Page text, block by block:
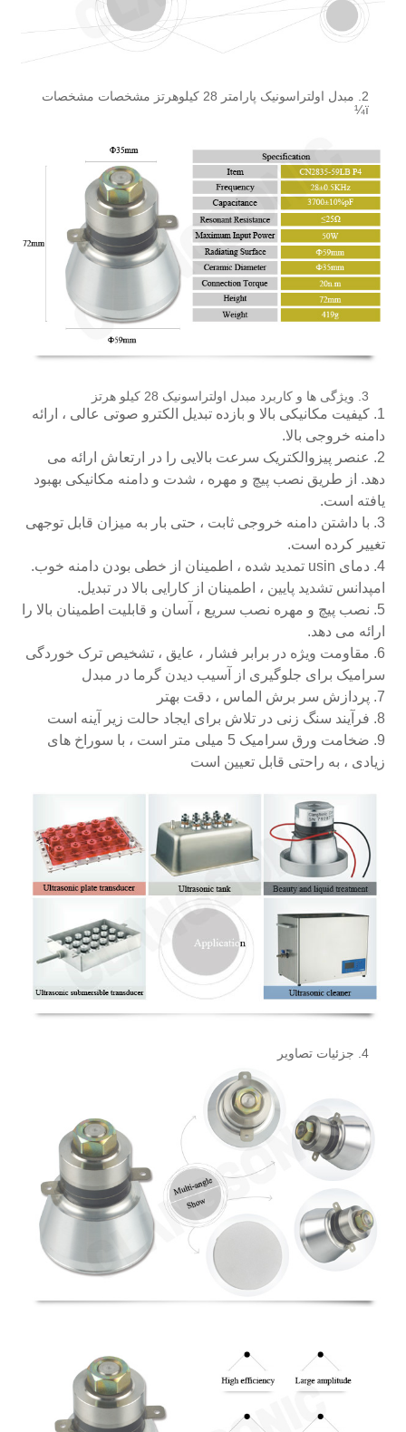
2. مبدل اولتراسونیک پارامتر 28 کیلوهرتز مشخصات مشخصات
ï¼
3. ویژگی ها و کاربرد مبدل اولتراسونیک 28 کیلو هرتز
1. کیفیت مکانیکی بالا و بازده تبدیل الکترو صوتی عالی ، ارائه
دامنه خروجی بالا.
2. عنصر پیزوالکتریک سرعت بالایی را در ارتعاش ارائه می
دهد. از طریق نصب پیچ و مهره ، شدت و دامنه مکانیکی بهبود
یافته است.
3. با داشتن دامنه خروجی ثابت ، حتی بار به میزان قابل توجهی
تغییر کرده است.
4. دمای usin تمدید شده ، اطمینان از خطی بودن دامنه خوب.
امپدانس تشدید پایین ، اطمینان از کارایی بالا در تبدیل.
5. نصب پیچ و مهره نصب سریع ، آسان و قابلیت اطمینان بالا را
ارائه می دهد.
6. مقاومت ویژه در برابر فشار ، عایق ، تشخیص ترک خوردگی
سرامیک برای جلوگیری از آسیب دیدن گرما در مبدل
7. پردازش سر برش الماس ، دقت بهتر
8. فرآیند سنگ زنی در تلاش برای ایجاد حالت زیر آینه است
9. ضخامت ورق سرامیک 5 میلی متر است ، با سوراخ های
زیادی ، به راحتی قابل تعیین است
4. جزئیات تصاویر